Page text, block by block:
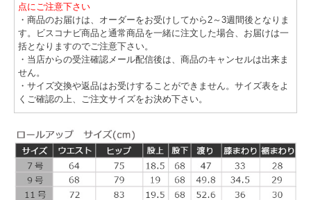
点にご注意下さい
・商品のお届けは、オーダーをお受けしてから2～3週間後となりま
す。ビスコナビ商品と通常商品を一緒に注文した場合、お届けは一
括となりますのでご注意下さい。
・当店からの受注確認メール配信後は、商品のキャンセルは出来ま
せん。
・サイズ交換や返品はお受けすることができません。サイズ表をよ
くご確認の上、ご注文サイズをお決め下さい。